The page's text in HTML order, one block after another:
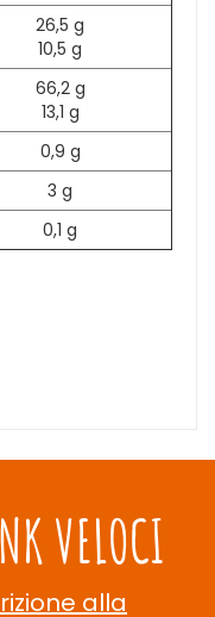
26,5 g
10,5 g
66,2 g
13,1 g
0,9 g
3 g
0,1 g
VELOCI
alla